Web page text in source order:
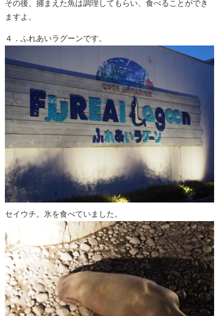
その後、捕まえた魚は調理してもらい、食べることができ
ますよ。
４．ふれあいラグーンです。
セイウチ。氷を食べていました。